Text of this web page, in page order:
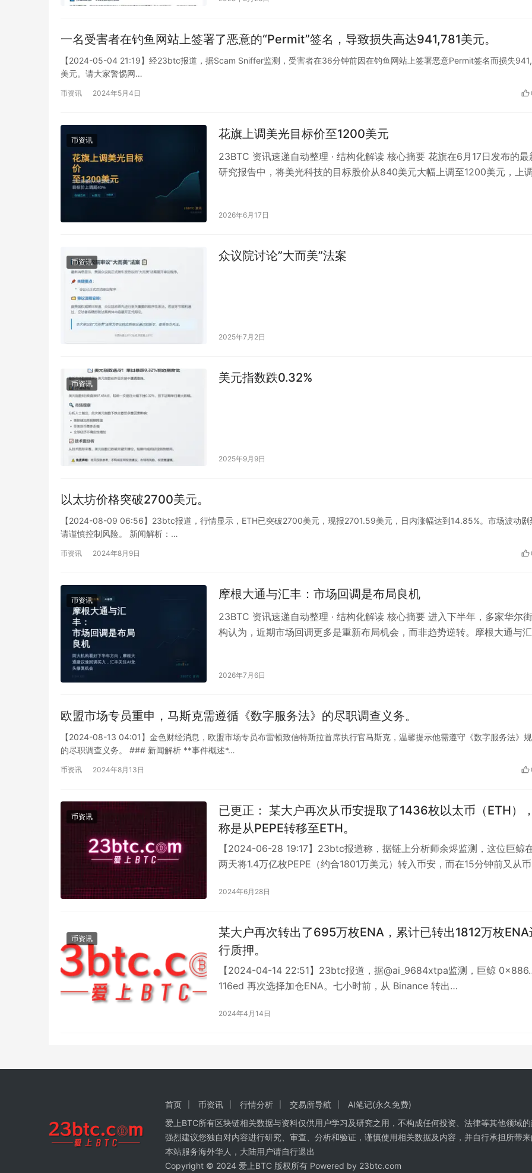
一名受害者在钓鱼网站上签署了恶意的“Permit”签名，导致损失高达941,781美元。
【2024-05-04 21:19】经23btc报道，据Scam Sniffer监测，受害者在36分钟前因在钓鱼网站上签署恶意Permit签名而损失
美元。请大家警惕网…
币资讯 2024年5月4日
币资讯 花旗上调美光目标价至1200美元
23BTC 资讯速递自动整理 · 结构化解读 核心摘要 花旗在6月17日发布的最
研究报告中，将美光科技的目标股价从840美元大幅上调至1200美元，上
2026年6月17日
币资讯 众议院讨论”大而美”法案
2025年7月2日
币资讯 美元指数跌0.32%
2025年9月9日
以太坊价格突破2700美元。
【2024-08-09 06:56】23btc报道，行情显示，ETH已突破2700美元，现报2701.59美元，日内涨幅达到14.85%。市场波动剧
请谨慎控制风险。 新闻解析：…
币资讯 2024年8月9日
币资讯 摩根大通与汇丰：市场回调是布局良机
23BTC 资讯速递自动整理 · 结构化解读 核心摘要 进入下半年，多家华尔
构认为，近期市场回调更多是重新布局机会，而非趋势逆转。摩根大通与
2026年7月6日
欧盟市场专员重申，马斯克需遵循《数字服务法》的尽职调查义务。
【2024-08-13 04:01】金色财经消息，欧盟市场专员布雷顿致信特斯拉首席执行官马斯克，温馨提示他需遵守《数字服务法》
的尽职调查义务。 ### 新闻解析 **事件概述*…
币资讯 2024年8月13日
币资讯
已更正： 某大户再次从币安提取了1436枚以太币（ETH），据
称是从PEPE转移至ETH。
【2024-06-28 19:17】23btc报道称，据链上分析师余烬监测，这位巨鲸
两天将1.4万亿枚PEPE（约合1801万美元）转入币安，而在15分钟前又从
2024年6月28日
币资讯
某大户再次转出了695万枚ENA，累计已转出1812万枚ENA
行质押。
【2024-04-14 22:51】23btc报道，据@ai_9684xtpa监测，巨鲸
116ed 再次选择加仓ENA。七小时前，从 Binance 转出…
2024年4月14日
首页 币资讯 行情分析 交易所导航
AI笔记(永久免费)
爱上BTC所有区块链相关数据与资料仅供用户学习及研究之用，不构成任何投资、法律等其他领域
强烈建议您独自对内容进行研究、审查、分析和验证，谨慎使用相关数据及内容，并自行承担所带
本站服务海外华人，大陆用户请自行退出
Copyright © 2024 爱上BTC 版权所有 Powered by 23btc.com